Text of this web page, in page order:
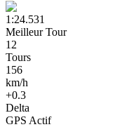
1:24.531
Meilleur Tour
12
Tours
156
km/h
+0.3
Delta
GPS Actif